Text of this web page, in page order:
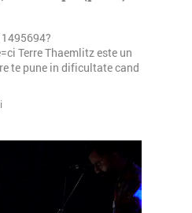
Terre Thaemlitz este un
te pune in dificultate cand